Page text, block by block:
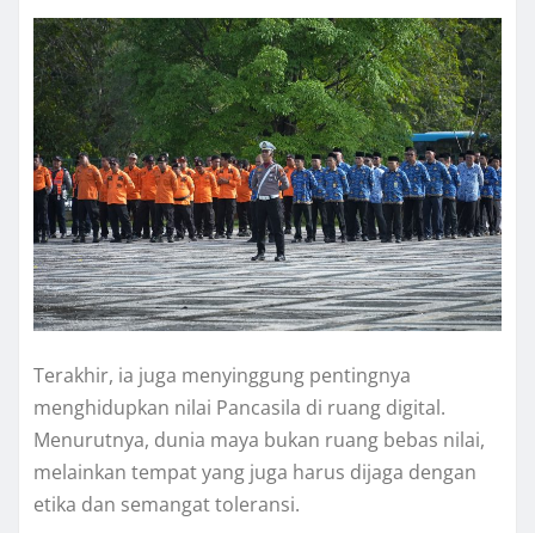
Terakhir, ia juga menyinggung pentingnya
menghidupkan nilai Pancasila di ruang digital.
Menurutnya, dunia maya bukan ruang bebas nilai,
melainkan tempat yang juga harus dijaga dengan
etika dan semangat toleransi.